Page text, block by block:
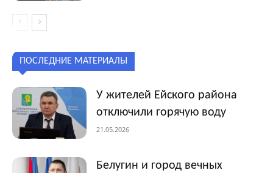
ПОСЛЕДНИЕ МАТЕРИАЛЫ
У жителей Ейского района
отключили горячую воду
21.05.2026
Белугин и город вечных